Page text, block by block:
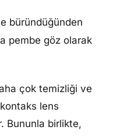
büründüğünden
pembe göz olarak
çok temizliği ve
kontaks lens
Bununla birlikte,